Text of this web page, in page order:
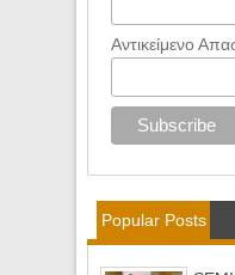
Αντικείμενο
Popular Posts